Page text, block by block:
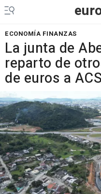
ECONOMÍA FINANZAS
La junta de
reparto de
de euros a